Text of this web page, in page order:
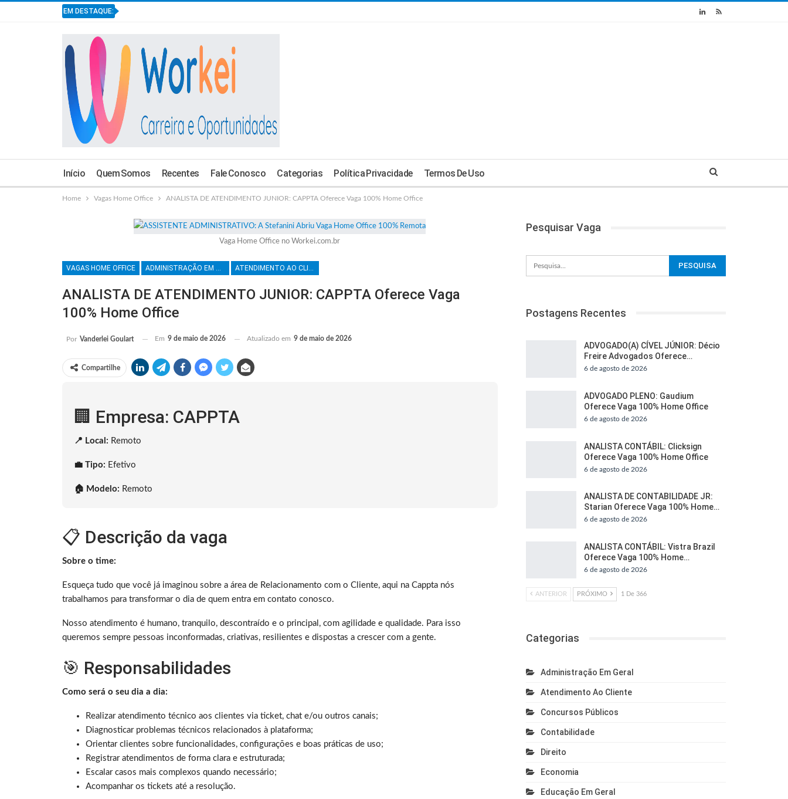
EM DESTAQUE:
Início Quem Somos Recentes Fale Conosco Categorias Política Privacidade Termos De Uso
Home Vagas Home Office ANALISTA DE ATENDIMENTO JUNIOR: CAPPTA Oferece Vaga 100% Home Office
Vaga Home Office no Workei.com.br
VAGAS HOME OFFICE ADMINISTRAÇÃO EM GERAL ATENDIMENTO AO CLIENTE
ANALISTA DE ATENDIMENTO JUNIOR: CAPPTA Oferece Vaga
100% Home Office
Por Vanderlei Goulart Em 9 de maio de 2026 Atualizado em 9 de maio de 2026
Compartilhe
🏢 Empresa: CAPPTA
📍 Local: Remoto
💼 Tipo: Efetivo
🏠 Modelo: Remoto
📋 Descrição da vaga
Sobre o time:
Esqueça tudo que você já imaginou sobre a área de Relacionamento com o Cliente, aqui na Cappta nós
trabalhamos para transformar o dia de quem entra em contato conosco.
Nosso atendimento é humano, tranquilo, descontraído e o principal, com agilidade e qualidade. Para isso
queremos sempre pessoas inconformadas, criativas, resilientes e dispostas a crescer com a gente.
🎯 Responsabilidades
Como será o seu dia a dia:
Realizar atendimento técnico aos clientes via ticket, chat e/ou outros canais;
Diagnosticar problemas técnicos relacionados à plataforma;
Orientar clientes sobre funcionalidades, configurações e boas práticas de uso;
Registrar atendimentos de forma clara e estruturada;
Escalar casos mais complexos quando necessário;
Acompanhar os tickets até a resolução.
Pesquisar Vaga
Postagens Recentes
ADVOGADO(A) CÍVEL JÚNIOR: Décio
Freire Advogados Oferece…
6 de agosto de 2026
ADVOGADO PLENO: Gaudium
Oferece Vaga 100% Home Office
6 de agosto de 2026
ANALISTA CONTÁBIL: Clicksign
Oferece Vaga 100% Home Office
6 de agosto de 2026
ANALISTA DE CONTABILIDADE JR:
Starian Oferece Vaga 100% Home…
6 de agosto de 2026
ANALISTA CONTÁBIL: Vistra Brazil
Oferece Vaga 100% Home…
6 de agosto de 2026
ANTERIOR PRÓXIMO 1 De 366
Categorias
Administração Em Geral
Atendimento Ao Cliente
Concursos Públicos
Contabilidade
Direito
Economia
Educação Em Geral